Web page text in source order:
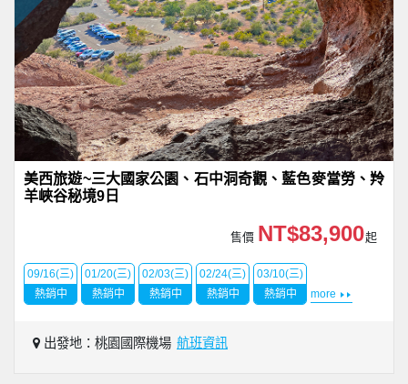
美西旅遊~三大國家公園、石中洞奇觀、藍色麥當勞、羚
羊峽谷秘境9日
售價 NT$83,900起
09/16(三)
熱銷中
01/20(三)
熱銷中
02/03(三)
熱銷中
02/24(三)
熱銷中
03/10(三)
熱銷中
more
出發地：桃園國際機場 航班資訊